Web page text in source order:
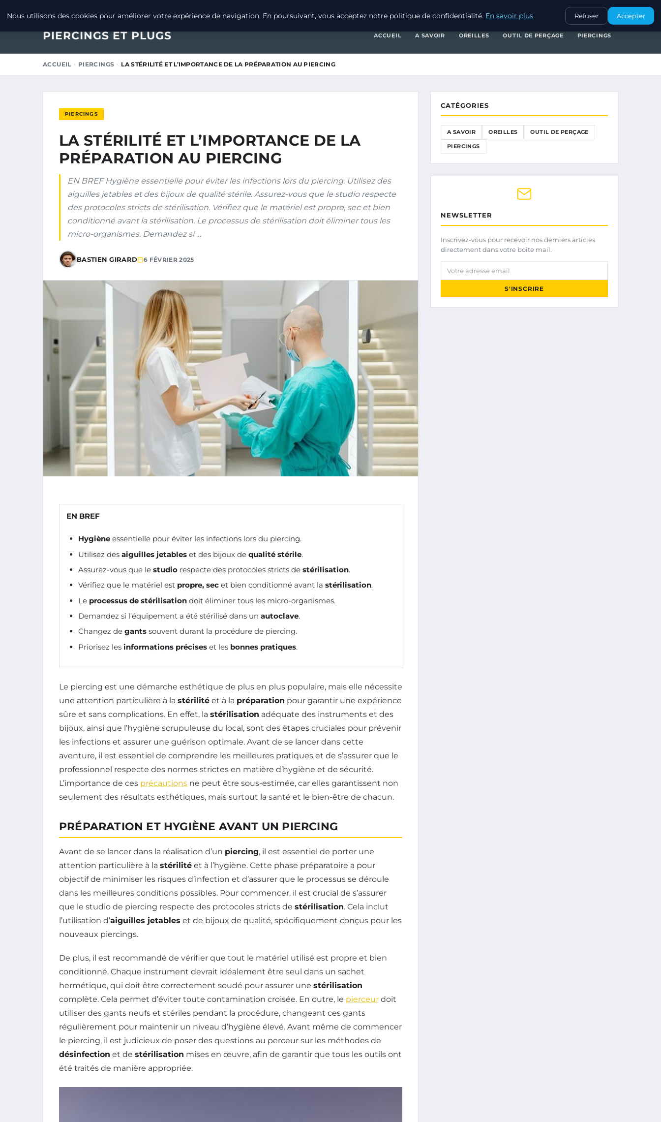
OUTIL DE PERÇAGEPIERCINGS
PIERCINGS ET PLUGS ACCUEIL A SAVOIR OREILLES OUTIL DE PERÇAGE PIERCINGS
ACCUEIL PIERCINGS LA STÉRILITÉ ET L’IMPORTANCE DE LA PRÉPARATION AU PIERCING
PIERCINGS
LA STÉRILITÉ ET L’IMPORTANCE DE LA
PRÉPARATION AU PIERCING
EN BREF Hygiène essentielle pour éviter les infections lors du piercing. Utilisez des
aiguilles jetables et des bijoux de qualité stérile. Assurez-vous que le studio respecte
des protocoles stricts de stérilisation. Vérifiez que le matériel est propre, sec et bien
conditionné avant la stérilisation. Le processus de stérilisation doit éliminer tous les
micro-organismes. Demandez si …
BASTIEN GIRARD 6 FÉVRIER 2025
EN BREF
Hygiène essentielle pour éviter les infections lors du piercing.
Utilisez des aiguilles jetables et des bijoux de qualité stérile.
Assurez-vous que le studio respecte des protocoles stricts de stérilisation.
Vérifiez que le matériel est propre, sec et bien conditionné avant la stérilisation.
Le processus de stérilisation doit éliminer tous les micro-organismes.
Demandez si l’équipement a été stérilisé dans un autoclave.
Changez de gants souvent durant la procédure de piercing.
Priorisez les informations précises et les bonnes pratiques.
Le piercing est une démarche esthétique de plus en plus populaire, mais elle nécessite
une attention particulière à la stérilité et à la préparation pour garantir une expérience
sûre et sans complications. En effet, la stérilisation adéquate des instruments et des
bijoux, ainsi que l’hygiène scrupuleuse du local, sont des étapes cruciales pour prévenir
les infections et assurer une guérison optimale. Avant de se lancer dans cette
aventure, il est essentiel de comprendre les meilleures pratiques et de s’assurer que le
professionnel respecte des normes strictes en matière d’hygiène et de sécurité.
L’importance de ces précautions ne peut être sous-estimée, car elles garantissent non
seulement des résultats esthétiques, mais surtout la santé et le bien-être de chacun.
PRÉPARATION ET HYGIÈNE AVANT UN PIERCING
Avant de se lancer dans la réalisation d’un piercing, il est essentiel de porter une
attention particulière à la stérilité et à l’hygiène. Cette phase préparatoire a pour
objectif de minimiser les risques d’infection et d’assurer que le processus se déroule
dans les meilleures conditions possibles. Pour commencer, il est crucial de s’assurer
que le studio de piercing respecte des protocoles stricts de stérilisation. Cela inclut
l’utilisation d’aiguilles jetables et de bijoux de qualité, spécifiquement conçus pour les
nouveaux piercings.
De plus, il est recommandé de vérifier que tout le matériel utilisé est propre et bien
conditionné. Chaque instrument devrait idéalement être seul dans un sachet
hermétique, qui doit être correctement soudé pour assurer une stérilisation
complète. Cela permet d’éviter toute contamination croisée. En outre, le pierceur doit
utiliser des gants neufs et stériles pendant la procédure, changeant ces gants
régulièrement pour maintenir un niveau d’hygiène élevé. Avant même de commencer
le piercing, il est judicieux de poser des questions au perceur sur les méthodes de
désinfection et de stérilisation mises en œuvre, afin de garantir que tous les outils ont
été traités de manière appropriée.
CATÉGORIES
A SAVOIR OREILLES OUTIL DE PERÇAGE
PIERCINGS
NEWSLETTER
Inscrivez-vous pour recevoir nos derniers articles
directement dans votre boîte mail.
Votre adresse email
S'INSCRIRE
Nous utilisons des cookies pour améliorer votre expérience de navigation. En poursuivant, vous acceptez notre politique de confidentialité. En savoir plus Refuser Accepter